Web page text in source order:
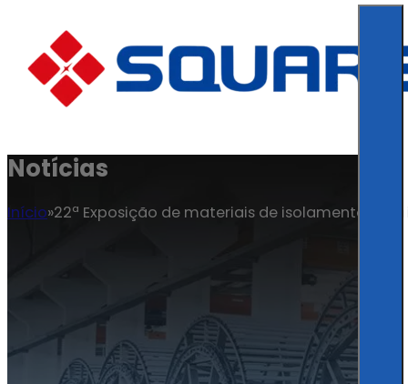
Notícias
Início 22ª Exposição de materiais de isolamento